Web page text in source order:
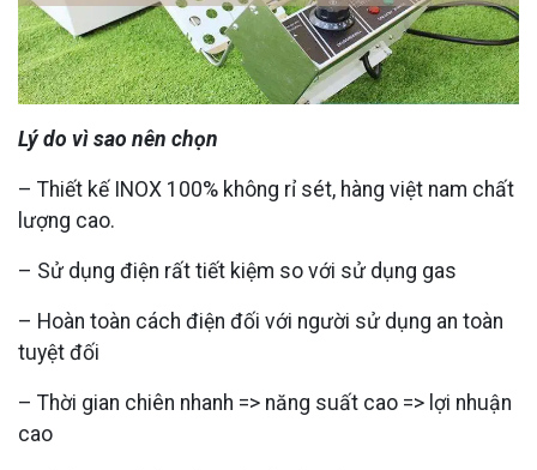
Lý do vì sao nên chọn
– Thiết kế INOX 100% không rỉ sét, hàng việt nam chất
lượng cao.
– Sử dụng điện rất tiết kiệm so với sử dụng gas
– Hoàn toàn cách điện đối với người sử dụng an toàn
tuyệt đối
– Thời gian chiên nhanh => năng suất cao => lợi nhuận
cao